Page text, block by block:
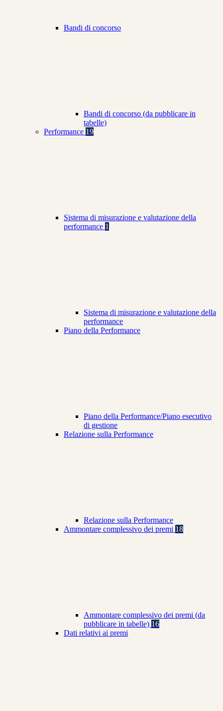
Bandi di concorso
Bandi di concorso (da pubblicare in
tabelle)
Performance 19
Sistema di misurazione e valutazione della
performance 1
Sistema di misurazione e valutazione della
performance
Piano della Performance
Piano della Performance/Piano esecutivo
di gestione
Relazione sulla Performance
Relazione sulla Performance
Ammontare complessivo dei premi 18
Ammontare complessivo dei premi (da
pubblicare in tabelle) 16
Dati relativi ai premi